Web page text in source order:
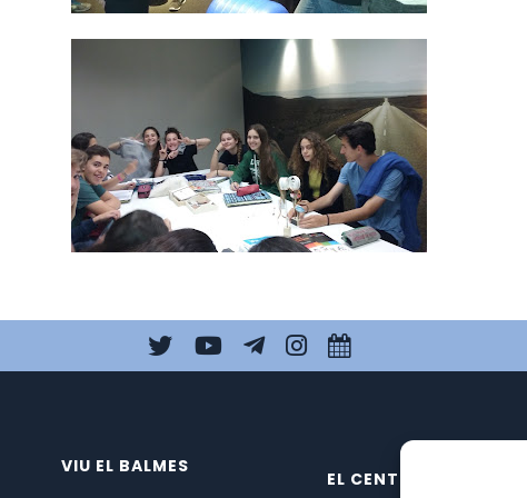
VIU EL BALMES
EL CENTRE